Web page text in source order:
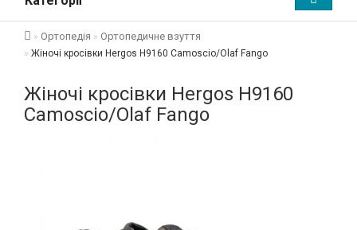
Ортопедія Ортопедичне взуття
Жіночі кросівки Hergos H9160 Camoscio/Olaf Fango
Жіночі кросівки Hergos H9160
Camoscio/Olaf Fango